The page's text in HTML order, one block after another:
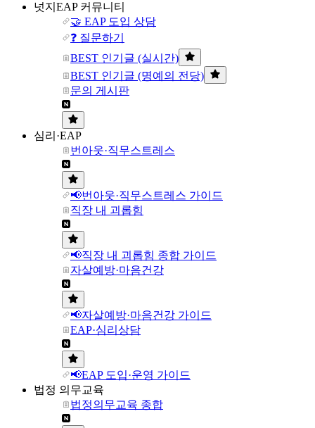
넛지EAP 커뮤니티
🤝 EAP 도입 상담
❓ 질문하기
BEST 인기글 (실시간)
BEST 인기글 (명예의 전당)
문의 게시판
심리·EAP
번아웃·직무스트레스
📢번아웃·직무스트레스 가이드
직장 내 괴롭힘
📢직장 내 괴롭힘 종합 가이드
자살예방·마음건강
📢자살예방·마음건강 가이드
EAP·심리상담
📢EAP 도입·운영 가이드
법정 의무교육
법정의무교육 종합